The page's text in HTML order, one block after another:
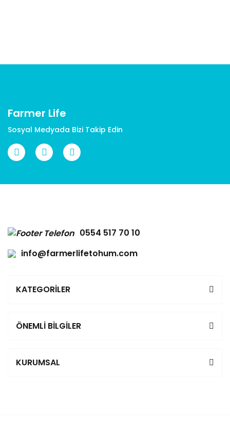
Farmer Life
Sosyal Medyada Bizi Takip Edin
0554 517 70 10
info@farmerlifetohum.com
KATEGORİLER
ÖNEMLİ BİLGİLER
KURUMSAL